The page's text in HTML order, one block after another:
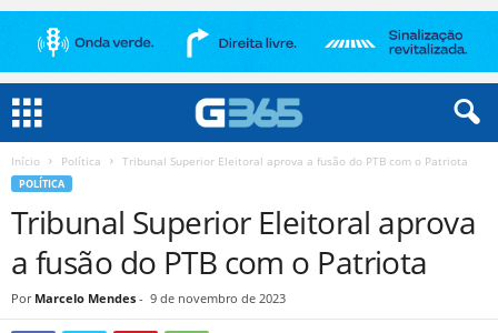
Início Política Tribunal Superior Eleitoral aprova a fusão do PTB com o Patriota
POLÍTICA
Tribunal Superior Eleitoral aprova
a fusão do PTB com o Patriota
Por Marcelo Mendes - 9 de novembro de 2023